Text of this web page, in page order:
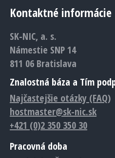
opens
new
window
opens
new
window
opens
new
window
opens
window
opens
window
Kontaktné informácie
SK-NIC, a. s.
Námestie SNP 14
811 06 Bratislava
Znalostná báza a Tím
Najčastejšie otázky (FAQ)
hostmaster@sk-nic.sk
+421 (0)2 350 350 30
Pracovná doba